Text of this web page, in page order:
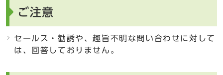
ご注意
セールス・勧誘や、趣旨不明な問い合わせに対して
は、回答しておりません。